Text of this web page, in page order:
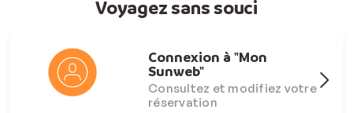
Voyagez sans souci
Connexion à "Mon
Sunweb"
Consultez et modifiez votre
réservation